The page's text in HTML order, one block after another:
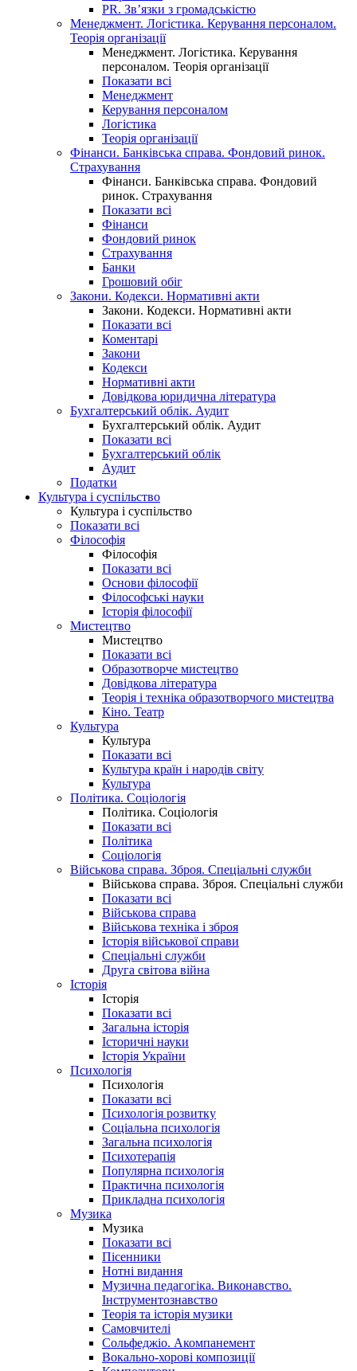
PR. Зв’язки з громадськістю
Менеджмент. Логістика. Керування персоналом.
Теорія організації
Менеджмент. Логістика. Керування
персоналом. Теорія організації
Показати всі
Менеджмент
Керування персоналом
Логістика
Теорія організації
Фінанси. Банківська справа. Фондовий ринок.
Страхування
Фінанси. Банківська справа. Фондовий
ринок. Страхування
Показати всі
Фінанси
Фондовий ринок
Страхування
Банки
Грошовий обіг
Закони. Кодекси. Нормативні акти
Закони. Кодекси. Нормативні акти
Показати всі
Коментарі
Закони
Кодекси
Нормативні акти
Довідкова юридична література
Бухгалтерський облік. Аудит
Бухгалтерський облік. Аудит
Показати всі
Бухгалтерський облік
Аудит
Податки
Культура і суспільство
Культура і суспільство
Показати всі
Філософія
Філософія
Показати всі
Основи філософії
Філософські науки
Історія філософії
Мистецтво
Мистецтво
Показати всі
Образотворче мистецтво
Довідкова література
Теорія і техніка образотворчого мистецтва
Кіно. Театр
Культура
Культура
Показати всі
Культура країн і народів світу
Культура
Політика. Соціологія
Політика. Соціологія
Показати всі
Політика
Соціологія
Військова справа. Зброя. Спеціальні служби
Військова справа. Зброя. Спеціальні служби
Показати всі
Військова справа
Військова техніка і зброя
Історія військової справи
Спеціальні служби
Друга світова війна
Історія
Історія
Показати всі
Загальна історія
Історичні науки
Історія України
Психологія
Психологія
Показати всі
Психологія розвитку
Соціальна психологія
Загальна психологія
Психотерапія
Популярна психологія
Практична психологія
Прикладна психологія
Музика
Музика
Показати всі
Пісенники
Нотні видання
Музична педагогіка. Виконавство.
Інструментознавство
Теорія та історія музики
Самовчителі
Сольфеджіо. Акомпанемент
Вокально-хорові композиції